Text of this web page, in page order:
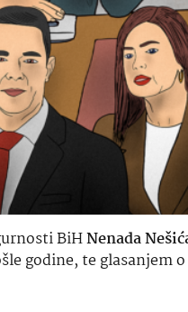
BiHNenada
godine, te glasanjem